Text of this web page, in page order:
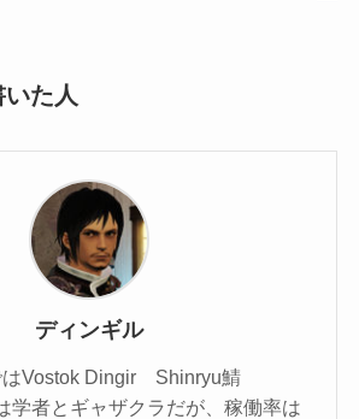
た人
ディンギル
はVostok Dingir Shinryu鯖
学者とギャザクラだが、稼働率は